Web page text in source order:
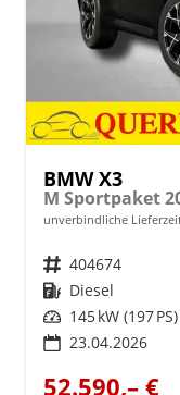
BMW X3
M Sportpaket
unverbindliche
Fahrzeugnr. 404674
Kraftstoff Diesel
Leistung 145 kW (197 PS)
23.04.2026
52.590,– €